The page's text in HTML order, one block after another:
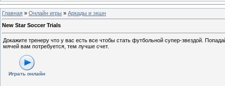
Главная » Онлайн игры » Аркады и экшн
New Star Soccer Trials
Докажите тренеру что у вас есть все чтобы стать футбольной супер-звездой.
мячей вам потребуется, тем лучше счет.
Играть онлайн